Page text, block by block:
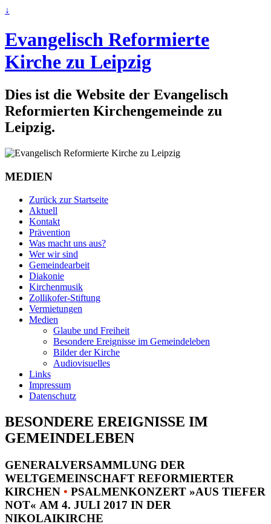
↓
Evangelisch Reformierte
Kirche zu Leipzig
Dies ist die Website der Evangelisch
Reformierten Kirchengemeinde zu
Leipzig.
MEDIEN
Zurück zur Startseite
Aktuell
Kontakt
Prävention
Was macht uns aus?
Wer wir sind
Gemeindearbeit
Diakonie
Kirchenmusik
Zollikofer-Stiftung
Vermietungen
Medien
Glaube und Freiheit
Besondere Ereignisse im Gemeindeleben
Bilder der Kirche
Audiovisuelles
Links
Impressum
Datenschutz
BESONDERE EREIGNISSE IM
GEMEINDELEBEN
GENERALVERSAMMLUNG DER
WELTGEMEINSCHAFT REFORMIERTER
KIRCHEN • PSALMENKONZERT »AUS TIEFER
NOT« AM 4. JULI 2017 IN DER
NIKOLAIKIRCHE